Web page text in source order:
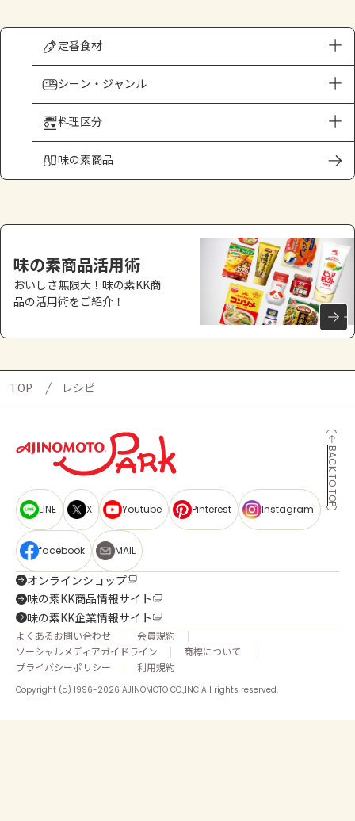
定番食材
シーン・ジャンル
料理区分
味の素商品
味の素商品活用術
おいしさ無限大！味の素KK商
品の活用術をご紹介！
TOP レシピ
BACK TO TOP
LINE X Youtube Pinterest Instagram
facebook MAIL
オンラインショップ
味の素KK商品情報サイト
味の素KK企業情報サイト
よくあるお問い合わせ
会員規約
ソーシャルメディアガイドライン
商標について
プライバシーポリシー
利用規約
Copyright (c) 1996-2026 AJINOMOTO CO.,INC All rights reserved.